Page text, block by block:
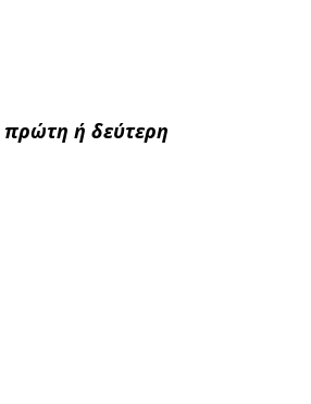
πρώτη ή δεύτερη